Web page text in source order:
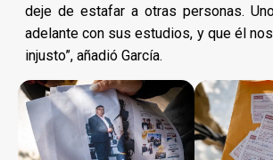
deje de estafar a otras personas.
adelante con sus estudios, y que él
injusto”, añadió García.